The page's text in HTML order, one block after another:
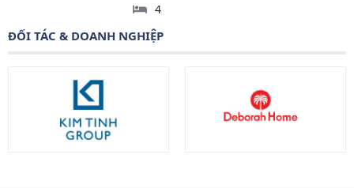
4
ĐỐI TÁC & DOANH NGHIỆP